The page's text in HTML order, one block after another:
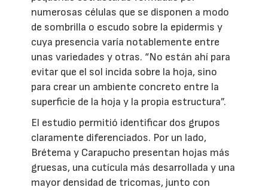
numerosas células que se disponen a modo
de sombrilla o escudo sobre la epidermis y
cuya presencia varía notablemente entre
unas variedades y otras. “No están ahí para
evitar que el sol incida sobre la hoja, sino
para crear un ambiente concreto entre la
superficie de la hoja y la propia estructura”.
El estudio permitió identificar dos grupos
claramente diferenciados. Por un lado,
Brétema y Carapucho presentan hojas más
gruesas, una cutícula más desarrollada y una
mayor densidad de tricomas, junto con